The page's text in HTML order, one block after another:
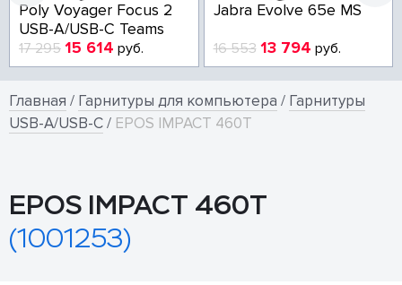
Poly Voyager Focus 2
USB-A/USB-C Teams
17 295 15 614 руб.
Jabra Evolve 65e MS
16 553 13 794 руб.
Главная / Гарнитуры для компьютера / Гарнитуры
USB-A/USB-C/ EPOS IMPACT 460T
EPOS IMPACT 460T
(1001253)